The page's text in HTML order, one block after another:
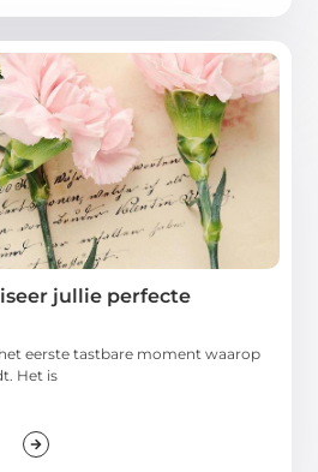
jullie perfecte
eerste tastbare moment waarop
Het is